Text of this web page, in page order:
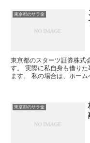
東京都のサラ金
東京都のスターツ証券株式
す。 実際に私自身も借り
ます。 私の場合は、ホー
東京都のサラ金